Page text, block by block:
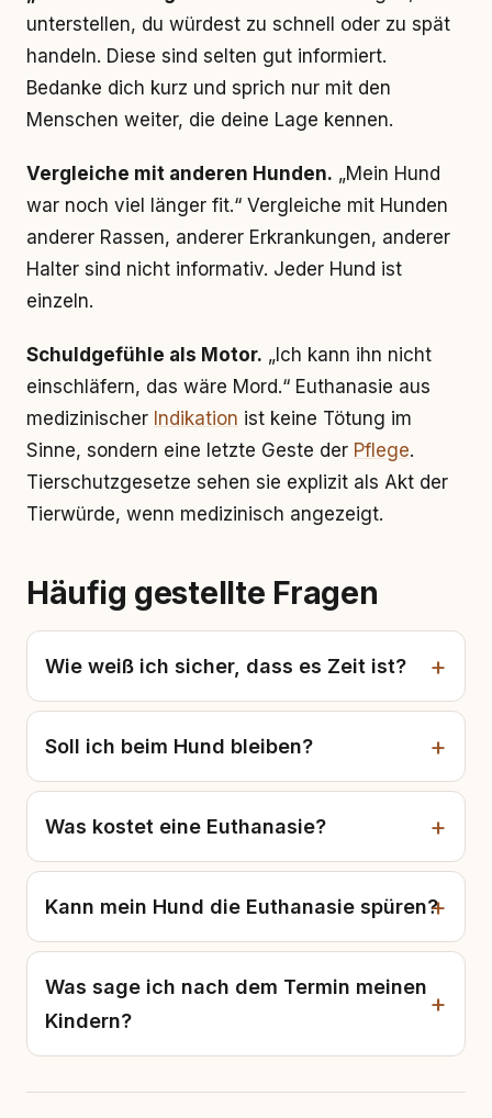
unterstellen, du würdest zu schnell oder zu spät
handeln. Diese sind selten gut informiert.
Bedanke dich kurz und sprich nur mit den
Menschen weiter, die deine Lage kennen.
Vergleiche mit anderen Hunden. „Mein Hund
war noch viel länger fit.“ Vergleiche mit Hunden
anderer Rassen, anderer Erkrankungen, anderer
Halter sind nicht informativ. Jeder Hund ist
einzeln.
Schuldgefühle als Motor. „Ich kann ihn nicht
einschläfern, das wäre Mord.“ Euthanasie aus
medizinischer Indikation ist keine Tötung im
Sinne, sondern eine letzte Geste der Pflege.
Tierschutzgesetze sehen sie explizit als Akt der
Tierwürde, wenn medizinisch angezeigt.
Häufig gestellte Fragen
Wie weiß ich sicher, dass es Zeit ist?
Soll ich beim Hund bleiben?
Was kostet eine Euthanasie?
Kann mein Hund die Euthanasie spüren?
Was sage ich nach dem Termin meinen
Kindern?